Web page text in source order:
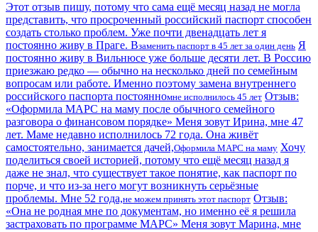
Этот отзыв пишу, потому что сама ещё месяц назад не могла
представить, что просроченный российский паспорт способен
создать столько проблем. Уже почти двенадцать лет я
постоянно живу в Праге. Взаменить паспорт в 45 лет за один день Я
постоянно живу в Вильнюсе уже больше десяти лет. В Россию
приезжаю редко — обычно на несколько дней по семейным
вопросам или работе. Именно поэтому замена внутреннего
российского паспорта постоянномне исполнилось 45 лет Отзыв:
«Оформила МАРС на маму после обычного семейного
разговора о финансовом порядке» Меня зовут Ирина, мне 47
лет. Маме недавно исполнилось 72 года. Она живёт
самостоятельно, занимается дачей,Оформила МАРС на маму Хочу
поделиться своей историей, потому что ещё месяц назад я
даже не знал, что существует такое понятие, как паспорт по
порче, и что из-за него могут возникнуть серьёзные
проблемы. Мне 52 года,не можем принять этот паспорт Отзыв:
«Она не родная мне по документам, но именно её я решила
застраховать по программе МАРС» Меня зовут Марина, мне